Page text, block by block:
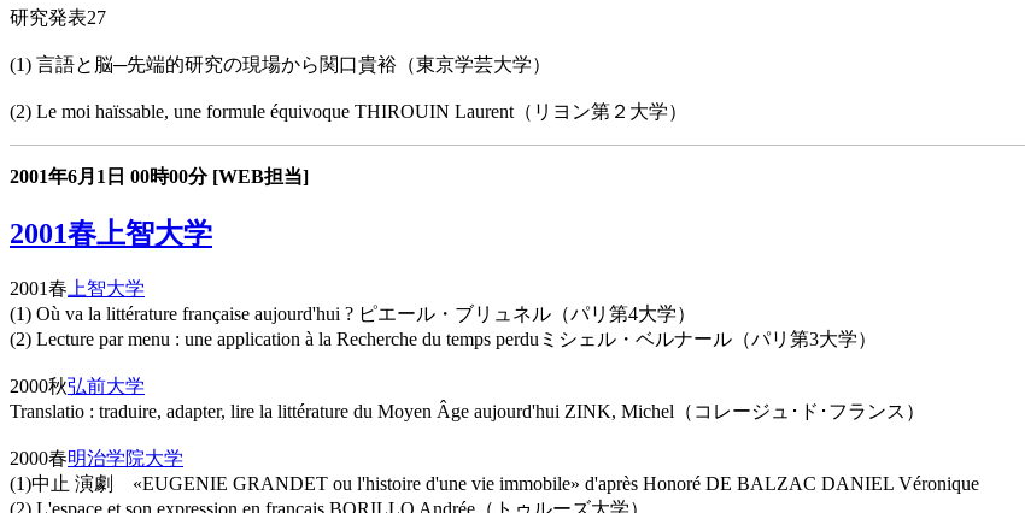
研究発表27
(1) 言語と脳─先端的研究の現場から関口貴裕（東京学芸大学）
(2) Le moi haïssable, une formule équivoque THIROUIN Laurent（リヨン第２大学）
2001年6月1日 00時00分 [WEB担当]
2001春上智大学
2001春 上智大学
(1) Où va la littérature française aujourd'hui ? ピエール・ブリュネル（パリ第4大学）
(2) Lecture par menu : une application à la Recherche du temps perduミシェル・ベルナール（パリ第3大学）
2000秋弘前大学
Translatio : traduire, adapter, lire la littérature du Moyen Âge aujourd'hui ZINK, Michel（コレージュ･ド･フランス）
2000春明治学院大学
(1)中止 演劇 «EUGENIE GRANDET ou l'histoire d'une vie immobile» d'après Honoré DE BALZAC DANIEL Véronique
(2) L'espace et son expression en français BORILLO Andrée（トゥルーズ大学）